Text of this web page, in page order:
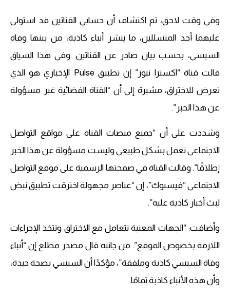
وفي وقت لاحق، تم اكتشاف أن حسابي القناتين قد استولى
عليهما أحد المتسللين، ما ينشر أنباء كاذبة، من بينها وفاة
السيسي، بحسب بيان صادر عن القناتين. وفي هذا السياق
قالت قناة “اكسترا نيوز” إن تطبيق Pulse الإخباري هو الذي
تعرض للاختراق، مشيرة إلى أن “القناة الفضائية غير مسؤولة
عن هذا الخبر”.
وشددت على أن “جميع منصات القناة على مواقع التواصل
الاجتماعي تعمل بشكل طبيعي وليست مسؤولة عن هذا الخبر
إطلاقًا”. وقالت القناة في صفحتها الرسمية على موقع التواصل
الاجتماعي “فيسبوك”، إن “عناصر مجهولة اخترقت تطبيق نبض
لبث أخبار كاذبة عليه”.
وأضافت: “الجهات المعنية تتعامل مع الاختراق وتتخذ الإجراءات
اللازمة بخصوص الموقع”. من جانبه قال مصدر مطلع إن “أنباء
وفاة السيسي كاذبة وملفقة”، مؤكدًا أن السيسي بصحة جيدة،
وأن هذه الأنباء كاذبة تمامًا.